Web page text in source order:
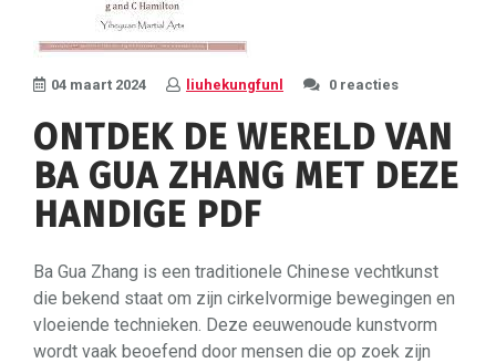
04 maart 2024 liuhekungfunl 0 reacties
ONTDEK DE WERELD VAN
BA GUA ZHANG MET DEZE
HANDIGE PDF
Ba Gua Zhang is een traditionele Chinese vechtkunst
die bekend staat om zijn cirkelvormige bewegingen en
vloeiende technieken. Deze eeuwenoude kunstvorm
wordt vaak beoefend door mensen die op zoek zijn